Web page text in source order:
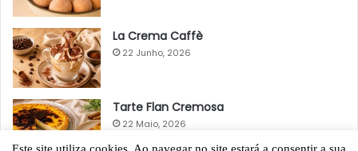
La Crema Caffè
22 Junho, 2026
Tarte Flan Cremosa
22 Maio, 2026